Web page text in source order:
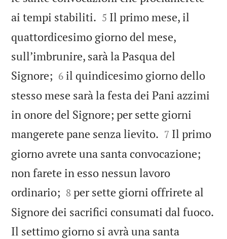
ai tempi stabiliti. 

5 Il primo mese, il
quattordicesimo giorno del mese,
sull’imbrunire, sarà la Pasqua del
Signore; 

6 il quindicesimo giorno dello
stesso mese sarà la festa dei Pani azzimi
in onore del Signore; per sette giorni
mangerete pane senza lievito. 

7 Il primo
giorno avrete una santa convocazione;
non farete in esso nessun lavoro
ordinario; 

8 per sette giorni offrirete al
Signore dei sacrifici consumati dal fuoco.
Il settimo giorno si avrà una santa